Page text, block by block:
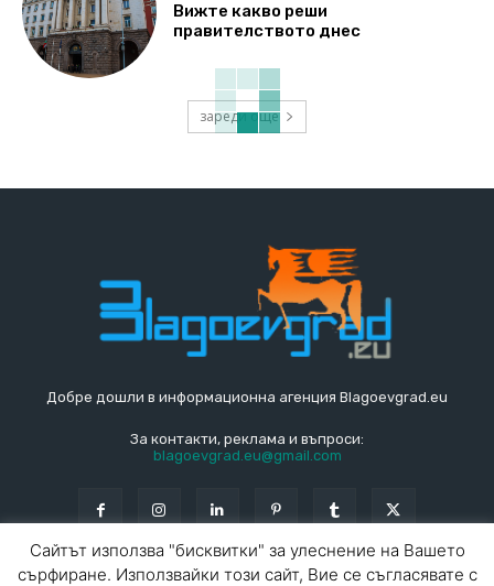
Вижте какво реши
правителството днес
зареди още
Добре дошли в информационна агенция Blagoevgrad.eu
За контакти, реклама и въпроси:
blagoevgrad.eu@gmail.com
Сайтът използва "бисквитки" за улеснение на Вашето
сърфиране. Използвайки този сайт, Вие се съгласявате с